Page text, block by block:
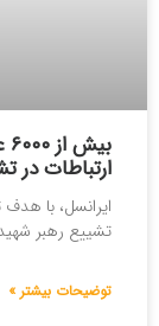
ارتباطات در
ایرانسل، با
تشییع رهبر
توضیحات بیشتر »